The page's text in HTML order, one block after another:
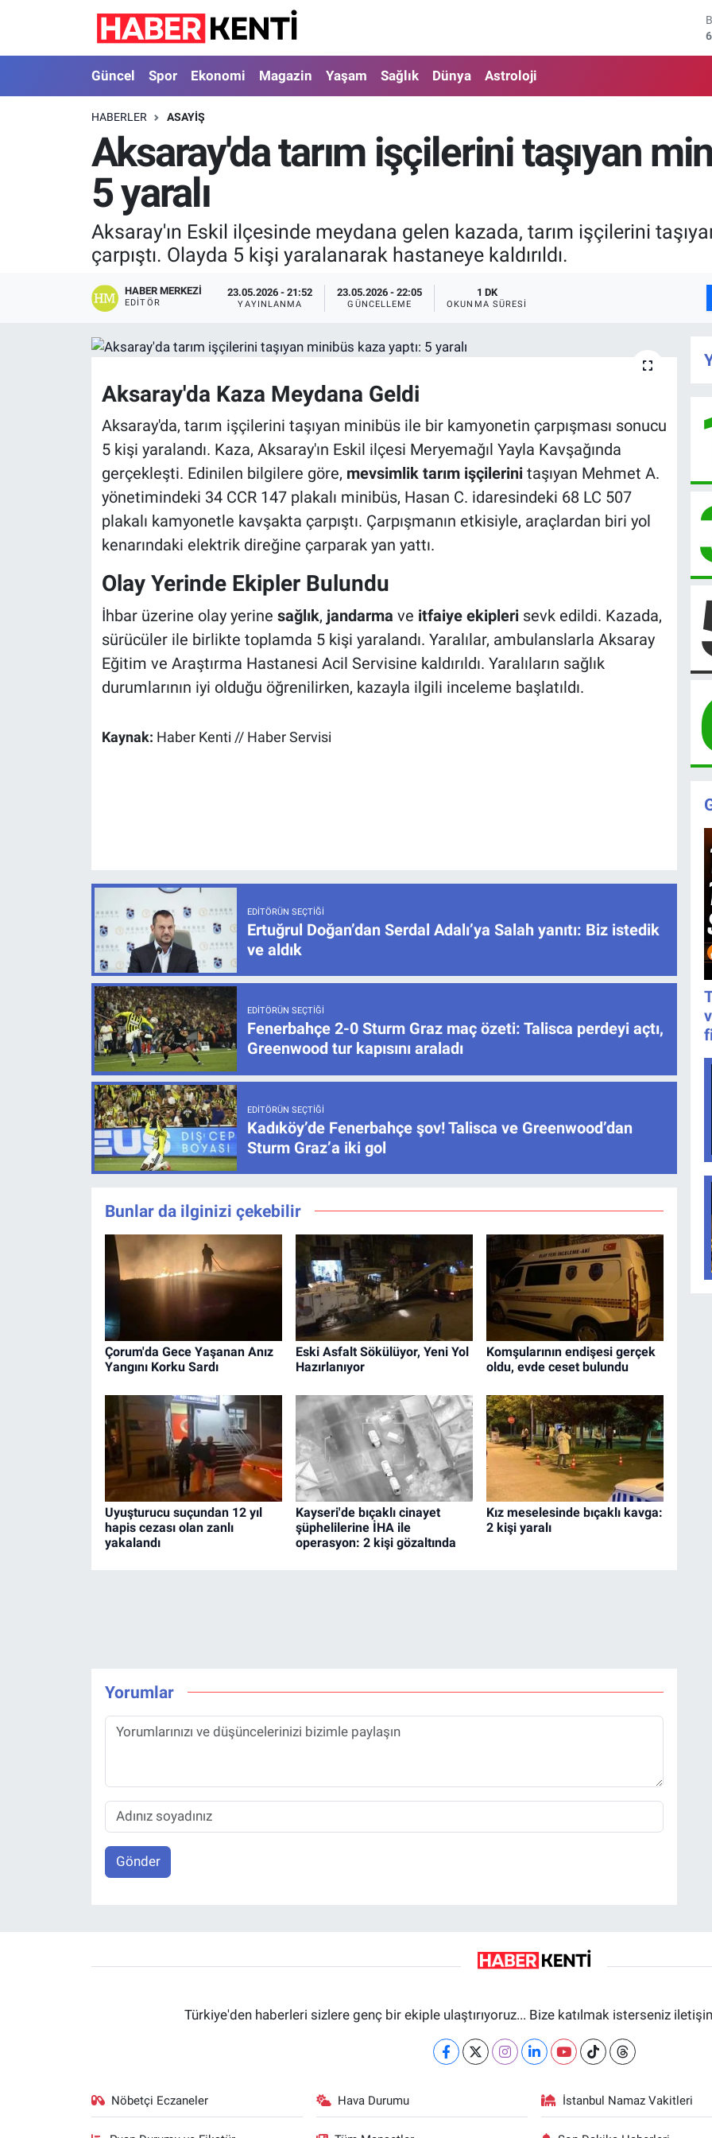
Güncel Spor Ekonomi Magazin Yaşam Sağlık Dünya Astroloji
HABERLER ASAYIŞ
Aksaray'da tarım işçilerini taşıyan
5 yaralı
Aksaray'ın Eskil ilçesinde meydana gelen kazada, tarım işçilerini
çarpıştı. Olayda 5 kişi yaralanarak hastaneye kaldırıldı.
HABER MERKEZI
EDITÖR
23.05.2026 - 21:52
YAYINLANMA
23.05.2026 - 22:05
GÜNCELLEME
1 DK
OKUNMA SÜRESI
Aksaray'da Kaza Meydana Geldi
Aksaray'da, tarım işçilerini taşıyan minibüs ile bir kamyonetin çarpışması sonucu
5 kişi yaralandı. Kaza, Aksaray'ın Eskil ilçesi Meryemağıl Yayla Kavşağında
gerçekleşti. Edinilen bilgilere göre, mevsimlik tarım işçilerinitaşıyan Mehmet A.
yönetimindeki 34 CCR 147 plakalı minibüs, Hasan C. idaresindeki 68 LC 507
plakalı kamyonetle kavşakta çarpıştı. Çarpışmanın etkisiyle, araçlardan biri yol
kenarındaki elektrik direğine çarparak yan yattı.
Olay Yerinde Ekipler Bulundu
İhbar üzerine olay yerine sağlık, jandarma ve itfaiye ekiplerisevk edildi. Kazada,
sürücüler ile birlikte toplamda 5 kişi yaralandı. Yaralılar, ambulanslarla Aksaray
Eğitim ve Araştırma Hastanesi Acil Servisine kaldırıldı. Yaralıların sağlık
durumlarının iyi olduğu öğrenilirken, kazayla ilgili inceleme başlatıldı.
Kaynak: Haber Kenti // Haber Servisi
EDITÖRÜN SEÇTIĞI
Ertuğrul Doğan’dan Serdal Adalı’ya Salah yanıtı: Biz istedik
ve aldık
EDITÖRÜN SEÇTIĞI
Fenerbahçe 2-0 Sturm Graz maç özeti: Talisca perdeyi açtı,
Greenwood tur kapısını araladı
EDITÖRÜN SEÇTIĞI
Kadıköy’de Fenerbahçe şov! Talisca ve Greenwood’dan
Sturm Graz’a iki gol
Bunlar da ilginizi çekebilir
Çorum'da Gece Yaşanan Anız
Yangını Korku Sardı
Eski Asfalt Sökülüyor, Yeni Yol
Hazırlanıyor
Komşularının endişesi gerçek
oldu, evde ceset bulundu
Uyuşturucu suçundan 12 yıl
hapis cezası olan zanlı
yakalandı
Kayseri'de bıçaklı cinayet
şüphelilerine İHA ile
operasyon: 2 kişi gözaltında
Kız meselesinde bıçaklı kavga:
2 kişi yaralı
Yorumlar
Gönder
Türkiye'den haberleri sizlere genç bir ekiple ulaştırıyoruz... Bize katılmak isterseniz
Nöbetçi Eczaneler Hava Durumu İstanbul Namaz Vakitleri
Güncel
Spor
Ekonomi
Magazin
Astroloji
Nöbetçi Eczaneler
Hava Durumu
İstanbul Namaz Vakitleri
Trafik Durumu
Süper Lig Puan Durumu ve Fikstür
Tüm Manşetler
Son Dakika Haberleri
Haber Arşivi